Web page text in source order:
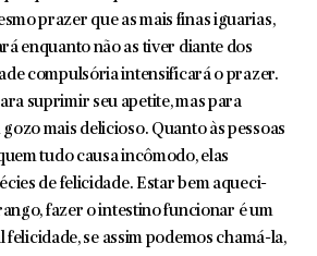
prazer que as mais finas iguarias,
enquanto não as tiver diante dos
compulsória intensifi­cará o prazer.
suprimir seu apetite, mas para
mais delicioso. Quanto às pessoas
tudo causa incômodo, elas
de felicidade. Estar bem aqueci­
fazer o intestino funcionar é um
felicidade, se assim podemos chamá-la,